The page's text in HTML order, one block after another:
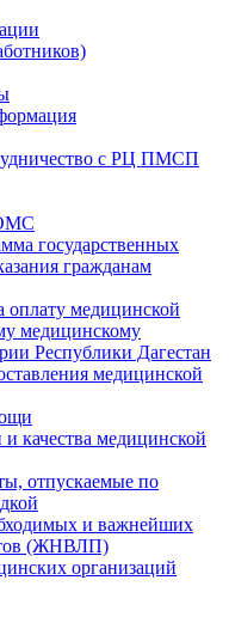
с РЦ ПМСП
государственных
гражданам
оплату медицинской
медицинскому
Республики Дагестан
медицинской
качества медицинской
отпускаемые по
и важнейших
(ЖНВЛП)
организаций